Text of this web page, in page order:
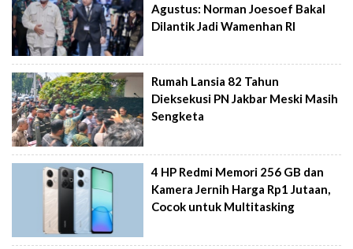
Agustus: Norman Joesoef Bakal
Dilantik Jadi Wamenhan RI
Rumah Lansia 82 Tahun
Dieksekusi PN Jakbar Meski Masih
Sengketa
4 HP Redmi Memori 256 GB dan
Kamera Jernih Harga Rp1 Jutaan,
Cocok untuk Multitasking